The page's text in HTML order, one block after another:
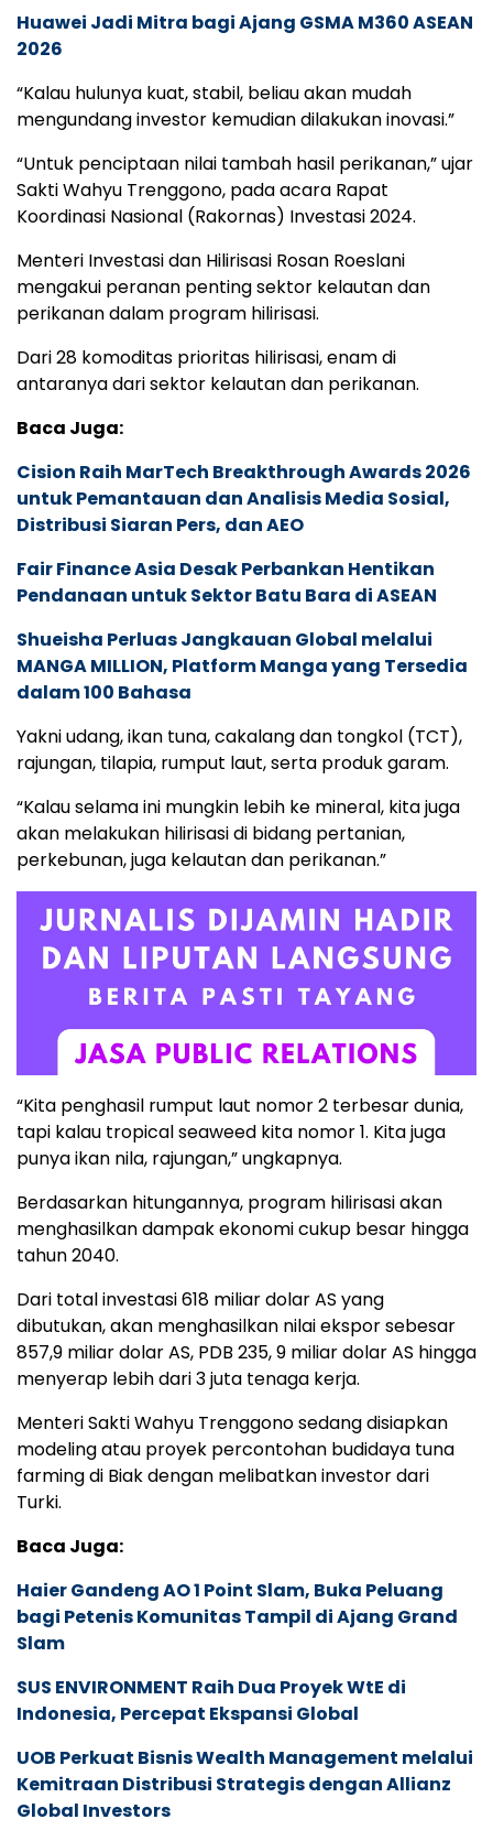
Huawei Jadi Mitra bagi Ajang GSMA M360 ASEAN
2026
“Kalau hulunya kuat, stabil, beliau akan mudah
mengundang investor kemudian dilakukan inovasi.”
“Untuk penciptaan nilai tambah hasil perikanan,” ujar
Sakti Wahyu Trenggono, pada acara Rapat
Koordinasi Nasional (Rakornas) Investasi 2024.
Menteri Investasi dan Hilirisasi Rosan Roeslani
mengakui peranan penting sektor kelautan dan
perikanan dalam program hilirisasi.
Dari 28 komoditas prioritas hilirisasi, enam di
antaranya dari sektor kelautan dan perikanan.
Baca Juga:
Cision Raih MarTech Breakthrough Awards 2026
untuk Pemantauan dan Analisis Media Sosial,
Distribusi Siaran Pers, dan AEO
Fair Finance Asia Desak Perbankan Hentikan
Pendanaan untuk Sektor Batu Bara di ASEAN
Shueisha Perluas Jangkauan Global melalui
MANGA MILLION, Platform Manga yang Tersedia
dalam 100 Bahasa
Yakni udang, ikan tuna, cakalang dan tongkol (TCT),
rajungan, tilapia, rumput laut, serta produk garam.
“Kalau selama ini mungkin lebih ke mineral, kita juga
akan melakukan hilirisasi di bidang pertanian,
perkebunan, juga kelautan dan perikanan.”
“Kita penghasil rumput laut nomor 2 terbesar dunia,
tapi kalau tropical seaweed kita nomor 1. Kita juga
punya ikan nila, rajungan,” ungkapnya.
Berdasarkan hitungannya, program hilirisasi akan
menghasilkan dampak ekonomi cukup besar hingga
tahun 2040.
Dari total investasi 618 miliar dolar AS yang
dibutukan, akan menghasilkan nilai ekspor sebesar
857,9 miliar dolar AS, PDB 235, 9 miliar dolar AS hingga
menyerap lebih dari 3 juta tenaga kerja.
Menteri Sakti Wahyu Trenggono sedang disiapkan
modeling atau proyek percontohan budidaya tuna
farming di Biak dengan melibatkan investor dari
Turki.
Baca Juga:
Haier Gandeng AO 1 Point Slam, Buka Peluang
bagi Petenis Komunitas Tampil di Ajang Grand
Slam
SUS ENVIRONMENT Raih Dua Proyek WtE di
Indonesia, Percepat Ekspansi Global
UOB Perkuat Bisnis Wealth Management melalui
Kemitraan Distribusi Strategis dengan Allianz
Global Investors